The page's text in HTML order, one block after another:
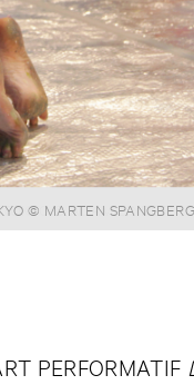
© ADAM LINDER
PERFORMATIF